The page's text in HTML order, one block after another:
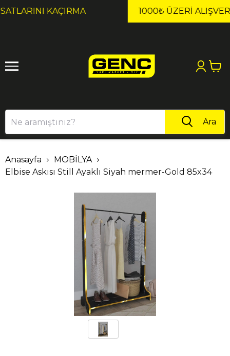
1000₺ ÜZERI ALIŞVERIŞLERDE KARGO ÜCRETSİZ!
Ara
Anasayfa
MOBİLYA
Elbise Askısı Still Ayaklı Siyah mermer-Gold 85x34